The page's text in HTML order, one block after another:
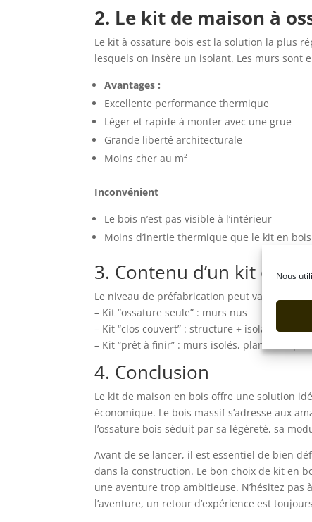
Nous
2. Le kit de maison à
Le kit à ossature bois est la solution la plus
lesquels on insère un isolant. Les murs sont
Avantages :
Excellente performance thermique
Léger et rapide à monter avec une grue
Grande liberté architecturale
Moins cher au m²
Inconvénient
Le bois n’est pas visible à l’intérieur
Moins d’inertie thermique que le kit en
3. Contenu d’un kit de
Le niveau de préfabrication peut varier selon
– Kit “ossature seule” : murs nus
– Kit “clos couvert” : structure + isolation +
– Kit “prêt à finir” : murs isolés, planchers
4. Conclusion
Le kit de maison en bois offre une solution
économique. Le bois massif s’adresse aux
l’ossature bois séduit par sa légèreté, sa
Avant de se lancer, il est essentiel de bien
dans la construction. Le bon choix de kit en
une aventure trop ambitieuse. N’hésitez
l’aventure, un retour d’expérience est